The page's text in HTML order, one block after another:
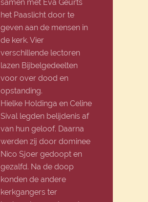
samen met Eva Geurts
het Paaslicht door te
geven aan de mensen in
de kerk. Vier
verschillende lectoren
lazen Bijbelgedeelten
voor over dood en
opstanding.
Hielke Holdinga en Celine
Sival legden belijdenis af
van hun geloof. Daarna
werden zij door dominee
Nico Sjoer gedoopt en
gezalfd. Na de doop
konden de andere
kerkgangers ter